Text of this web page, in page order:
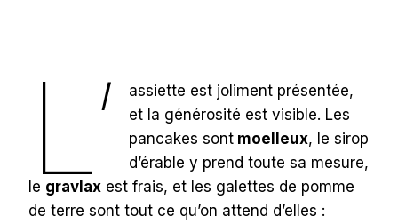
L’
assiette est joliment présentée,
et la générosité est visible. Les
pancakes sont moelleux, le sirop
d’érable y prend toute sa mesure,
le gravlax est frais, et les galettes de pomme
de terre sont tout ce qu’on attend d’elles :